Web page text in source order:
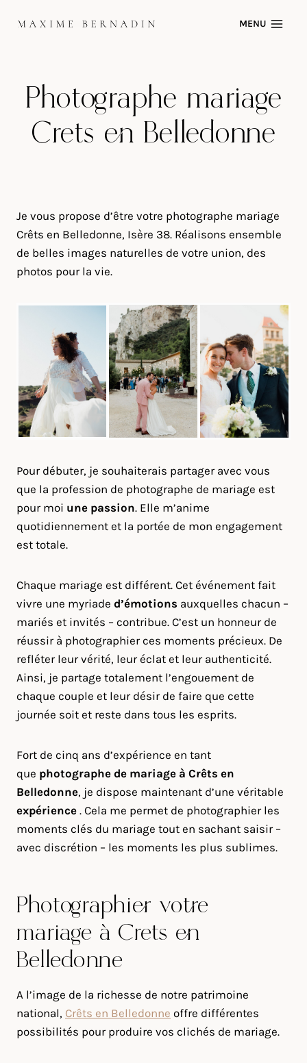
MENU
Photographe mariage
Crêts en Belledonne
Je vous propose d’être votre photographe mariage
Crêts en Belledonne, Isère 38. Réalisons ensemble
de belles images naturelles de votre union, des
photos pour la vie.
Pour débuter, je souhaiterais partager avec vous
que la profession de photographe de mariage est
pour moi une passion. Elle m’anime
quotidiennement et la portée de mon engagement
est totale.
Chaque mariage est différent. Cet événement fait
vivre une myriade d’émotions auxquelles chacun –
mariés et invités – contribue. C’est un honneur de
réussir à photographier ces moments précieux. De
refléter leur vérité, leur éclat et leur authenticité.
Ainsi, je partage totalement l’engouement de
chaque couple et leur désir de faire que cette
journée soit et reste dans tous les esprits.
Fort de cinq ans d’expérience en tant
que photographe de mariage à Crêts en
Belledonne, je dispose maintenant d’une véritable
expérience . Cela me permet de photographier les
moments clés du mariage tout en sachant saisir –
avec discrétion – les moments les plus sublimes.
Photographier votre
mariage à Crêts en
Belledonne
A l’image de la richesse de notre patrimoine
national, Crêts en Belledonne offre différentes
possibilités pour produire vos clichés de mariage.